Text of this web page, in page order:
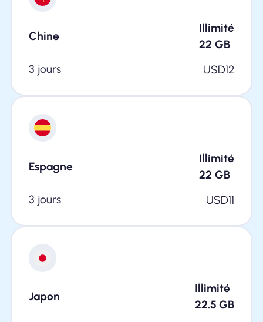
Chine
Illimité
22 GB
3 jours
USD12
Espagne
Illimité
22 GB
3 jours
USD11
Japon
Illimité
22.5 GB